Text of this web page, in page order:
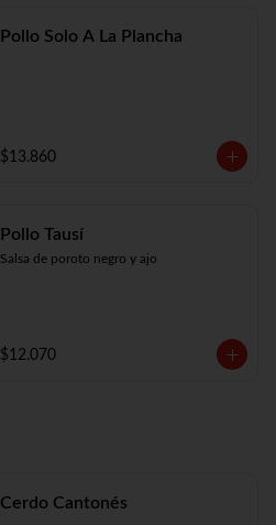
Pollo Solo A La Plancha
$13.860
Pollo Tausí
Salsa de poroto negro y ajo
$12.070
Cerdo Cantonés